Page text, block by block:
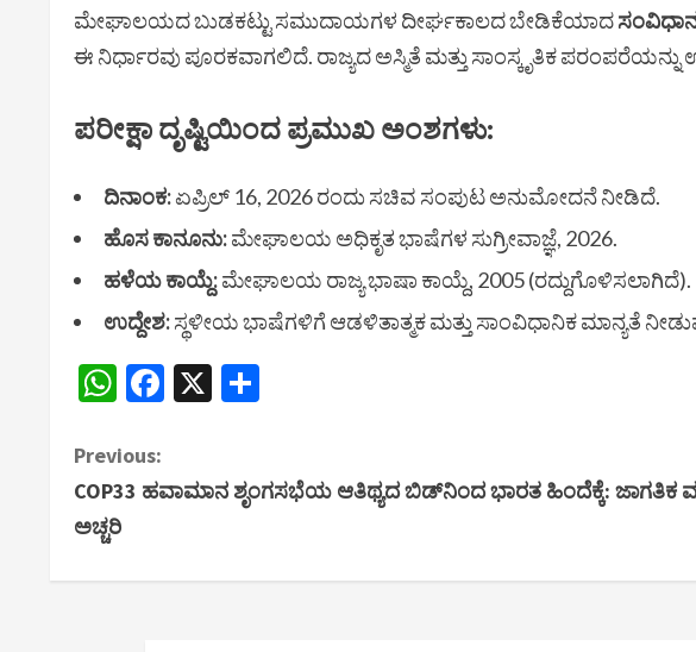
​ಮೇಘಾಲಯದ ಬುಡಕಟ್ಟು ಸಮುದಾಯಗಳ ದೀರ್ಘಕಾಲದ ಬೇಡಿಕೆಯಾದ
ಈ ನಿರ್ಧಾರವು ಪೂರಕವಾಗಲಿದೆ. ರಾಜ್ಯದ ಅಸ್ಮಿತೆ ಮತ್ತು ಸಾಂಸ್ಕೃತಿಕ
​ಪರೀಕ್ಷಾ ದೃಷ್ಟಿಯಿಂದ ಪ್ರಮುಖ ಅಂಶಗಳು:
ದಿನಾಂಕ:ಏಪ್ರಿಲ್ 16, 2026 ರಂದು ಸಚಿವ ಸಂಪುಟ ಅನುಮೋದನೆ ನೀಡಿದೆ.
ಹೊಸ ಕಾನೂನು:ಮೇಘಾಲಯ ಅಧಿಕೃತ ಭಾಷೆಗಳ ಸುಗ್ರೀವಾಜ್ಞೆ, 2026.
ಹಳೆಯ ಕಾಯ್ದೆ:ಮೇಘಾಲಯ ರಾಜ್ಯ ಭಾಷಾ ಕಾಯ್ದೆ, 2005 (ರದ್ದುಗೊಳಿಸಲಾಗಿದೆ).
ಉದ್ದೇಶ:ಸ್ಥಳೀಯ ಭಾಷೆಗಳಿಗೆ ಆಡಳಿತಾತ್ಮಕ ಮತ್ತು ಸಾಂವಿಧಾನಿಕ ಮಾನ್ಯತೆ
WhatsApp
Facebook
X
C
o
Previous:
COP33 ಹವಾಮಾನ ಶೃಂಗಸಭೆಯ ಆತಿಥ್ಯದ ಬಿಡ್‌ನಿಂದ ಭಾರತ ಹಿಂದೆಕ್ಕೆ: ಜಾಗತಿಕ
ಅಚ್ಚರಿ